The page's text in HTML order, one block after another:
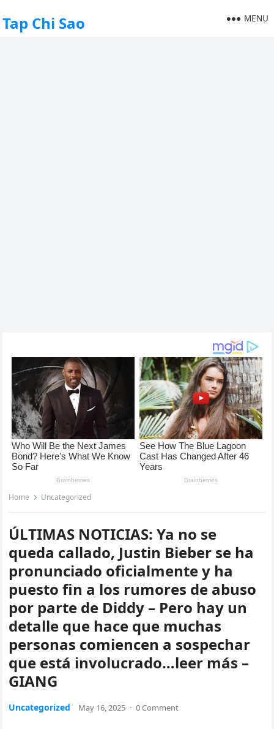
Tap Chi Sao MENU
Home Uncategorized
ÚLTIMAS NOTICIAS: Ya no se
queda callado, Justin Bieber se ha
pronunciado oficialmente y ha
puesto fin a los rumores de abuso
por parte de Diddy – Pero hay un
detalle que hace que muchas
personas comiencen a sospechar
que está involucrado…leer más –
GIANG
Uncategorized May 16, 2025 · 0 Comment